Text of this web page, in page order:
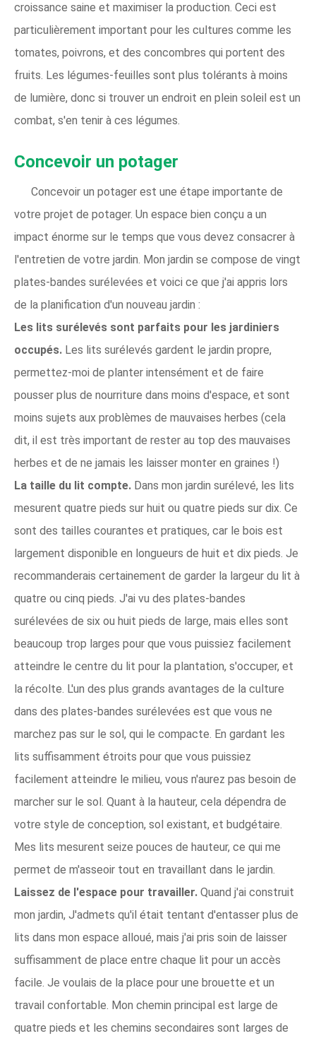
croissance saine et maximiser la production. Ceci est
particulièrement important pour les cultures comme les
tomates, poivrons, et des concombres qui portent des
fruits. Les légumes-feuilles sont plus tolérants à moins
de lumière, donc si trouver un endroit en plein soleil est un
combat, s'en tenir à ces légumes.
Concevoir un potager
Concevoir un potager est une étape importante de
votre projet de potager. Un espace bien conçu a un
impact énorme sur le temps que vous devez consacrer à
l'entretien de votre jardin. Mon jardin se compose de vingt
plates-bandes surélevées et voici ce que j'ai appris lors
de la planification d'un nouveau jardin :
Les lits surélevés sont parfaits pour les jardiniers
occupés. Les lits surélevés gardent le jardin propre,
permettez-moi de planter intensément et de faire
pousser plus de nourriture dans moins d'espace, et sont
moins sujets aux problèmes de mauvaises herbes (cela
dit, il est très important de rester au top des mauvaises
herbes et de ne jamais les laisser monter en graines !)
La taille du lit compte. Dans mon jardin surélevé, les lits
mesurent quatre pieds sur huit ou quatre pieds sur dix. Ce
sont des tailles courantes et pratiques, car le bois est
largement disponible en longueurs de huit et dix pieds. Je
recommanderais certainement de garder la largeur du lit à
quatre ou cinq pieds. J'ai vu des plates-bandes
surélevées de six ou huit pieds de large, mais elles sont
beaucoup trop larges pour que vous puissiez facilement
atteindre le centre du lit pour la plantation, s'occuper, et
la récolte. L'un des plus grands avantages de la culture
dans des plates-bandes surélevées est que vous ne
marchez pas sur le sol, qui le compacte. En gardant les
lits suffisamment étroits pour que vous puissiez
facilement atteindre le milieu, vous n'aurez pas besoin de
marcher sur le sol. Quant à la hauteur, cela dépendra de
votre style de conception, sol existant, et budgétaire.
Mes lits mesurent seize pouces de hauteur, ce qui me
permet de m'asseoir tout en travaillant dans le jardin.
Laissez de l'espace pour travailler. Quand j'ai construit
mon jardin, J'admets qu'il était tentant d'entasser plus de
lits dans mon espace alloué, mais j'ai pris soin de laisser
suffisamment de place entre chaque lit pour un accès
facile. Je voulais de la place pour une brouette et un
travail confortable. Mon chemin principal est large de
quatre pieds et les chemins secondaires sont larges de